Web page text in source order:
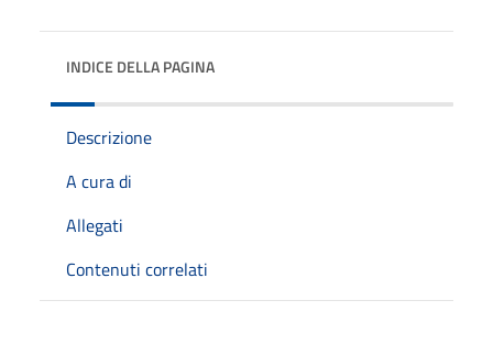
INDICE DELLA PAGINA
Descrizione
A cura di
Allegati
Contenuti correlati